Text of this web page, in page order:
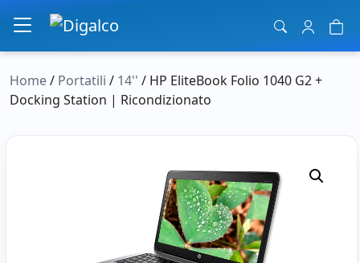
Navigazione principale
Home/ Portatili / 14'' / HP EliteBook Folio 1040 G2 +
Docking Station | Ricondizionato